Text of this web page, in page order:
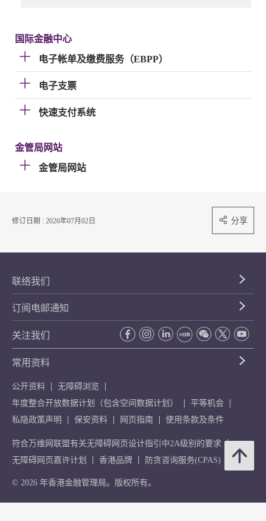
国际金融中心
电子帐单及缴费服务（EBPP）
电子支票
快速支付系统
金管局网站
金管局网站
修订日期 : 2026年07月02日 分享
联络我们
订阅电邮通知
关注我们
常用资料
公开资料
无障碍浏览
年度整合开放数据计划（包含空间数据计划）
平等机会
私隐政策声明
保安资料 网页指南 使用条款及条件
符合万维网联盟有关无障碍网页设计指引中2A级别的要求
无障碍网页嘉许计划
香港品牌 防贪咨询服务(CPAS)
© 2026 年香港金融管理局。版权所有。